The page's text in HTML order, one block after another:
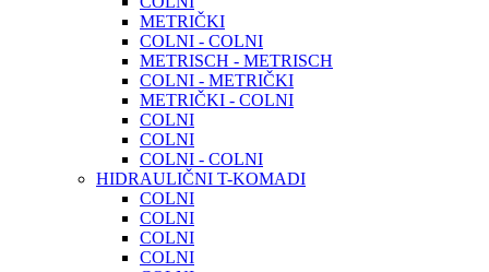
METRIČKI
COLNI - COLNI
METRISCH - METRISCH
COLNI - METRIČKI
METRIČKI - COLNI
COLNI
COLNI
COLNI - COLNI
HIDRAULIČNI T-KOMADI
COLNI
COLNI
COLNI
COLNI